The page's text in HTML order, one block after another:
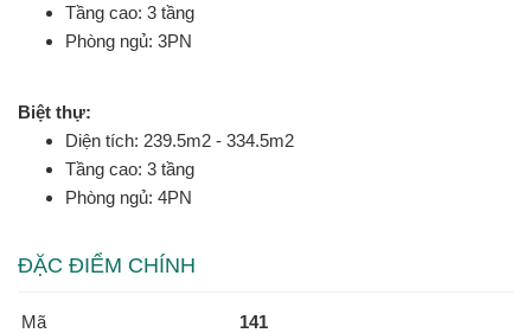
Tầng cao: 3 tầng
Phòng ngủ: 3PN
Biệt thự:
Diện tích: 239.5m2 - 334.5m2
Tầng cao: 3 tầng
Phòng ngủ: 4PN
ĐẶC ĐIỂM CHÍNH
Mã 141